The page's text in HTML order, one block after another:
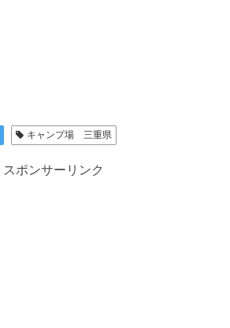
キャンプ場 三重県
スポンサーリンク